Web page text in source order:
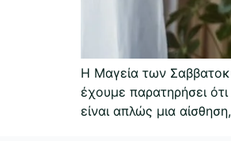
Η Μαγεία των
έχουμε παρατηρήσει
είναι απλώς μια